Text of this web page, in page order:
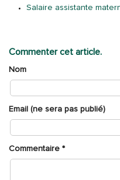
Salaire assistante
Commenter cet article.
Nom
Email (ne sera pas publié)
Commentaire *